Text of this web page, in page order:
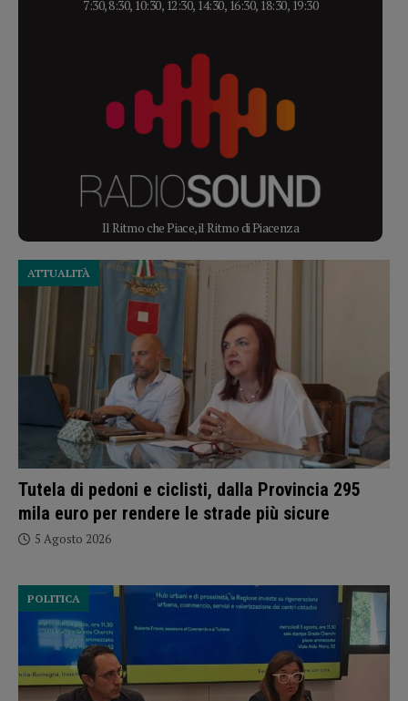
7:30, 8:30, 10:30, 12:30, 14:30, 16:30, 18:30, 19:30
Il Ritmo che Piace, il Ritmo di Piacenza
Tutela di pedoni e ciclisti, dalla Provincia 295
mila euro per rendere le strade più sicure
ATTUALITÀ
5 Agosto 2026
POLITICA